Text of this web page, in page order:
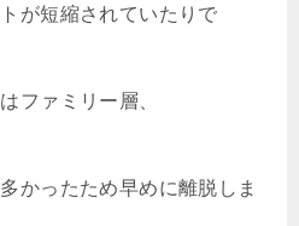
が短縮されていたりで
ファミリー層、
かったため早めに離脱しま